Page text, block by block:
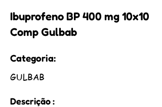
Ibuprofeno BP 400 mg 10x10
Comp Gulbab
Categoria:
GULBAB
Descrição :